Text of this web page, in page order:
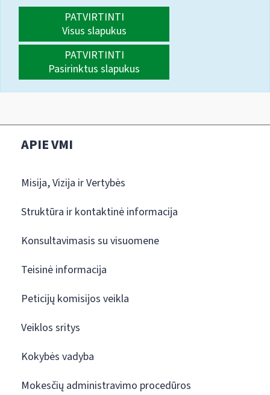
PATVIRTINTI
Visus slapukus
PATVIRTINTI
Pasirinktus slapukus
APIE VMI
Misija, Vizija ir Vertybės
Struktūra ir kontaktinė informacija
Konsultavimasis su visuomene
Teisinė informacija
Peticijų komisijos veikla
Veiklos sritys
Kokybės vadyba
Mokesčių administravimo procedūros